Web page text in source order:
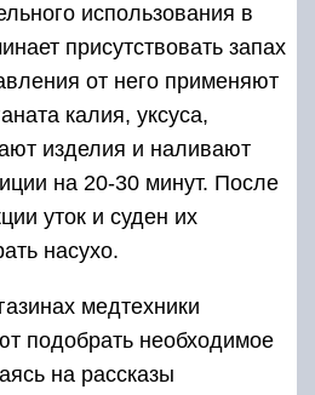
использования в
присутствовать запах
от него применяют
калия, уксуса,
изделия и наливают
на 20-30 минут. После
уток и суден их
насухо.
медтехники
подобрать необходимое
на рассказы